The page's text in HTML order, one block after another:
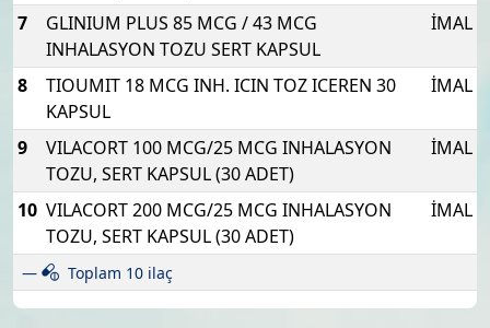
7
GLINIUM PLUS 85 MCG / 43 MCG
INHALASYON TOZU SERT KAPSUL
İMAL
8
TIOUMIT 18 MCG INH. ICIN TOZ ICEREN 30
KAPSUL
İMAL
9
VILACORT 100 MCG/25 MCG INHALASYON
TOZU, SERT KAPSUL (30 ADET)
İMAL
10 VILACORT 200 MCG/25 MCG INHALASYON
TOZU, SERT KAPSUL (30 ADET)
İMAL
Toplam 10 ilaç